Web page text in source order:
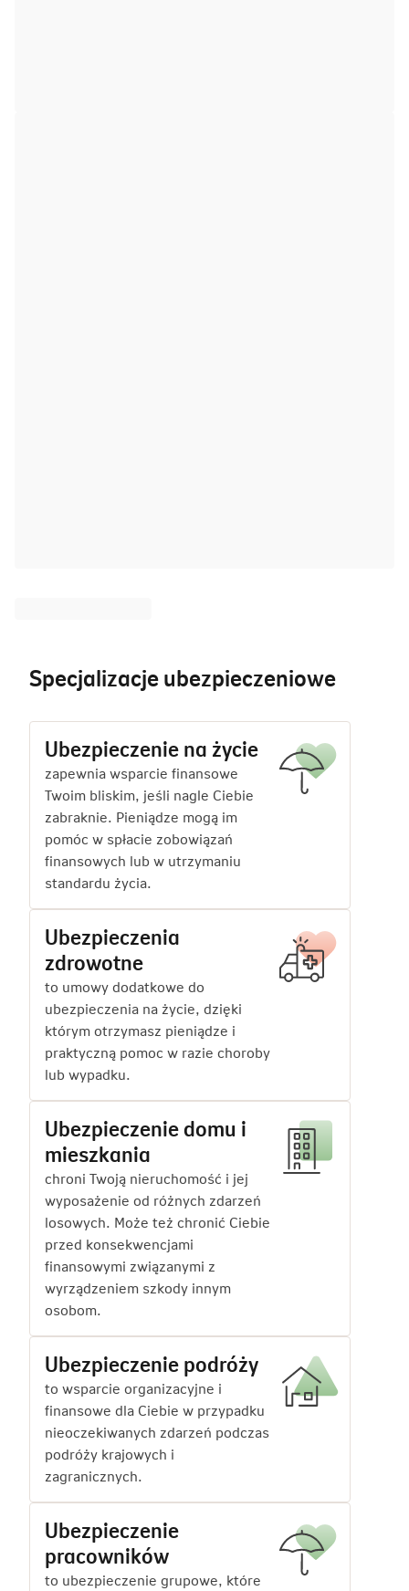
Specjalizacje ubezpieczeniowe
Ubezpieczenie na życie
zapewnia wsparcie finansowe
Twoim bliskim, jeśli nagle Ciebie
zabraknie. Pieniądze mogą im
pomóc w spłacie zobowiązań
finansowych lub w utrzymaniu
standardu życia.
Ubezpieczenia
zdrowotne
to umowy dodatkowe do
ubezpieczenia na życie, dzięki
którym otrzymasz pieniądze i
praktyczną pomoc w razie choroby
lub wypadku.
Ubezpieczenie domu i
mieszkania
chroni Twoją nieruchomość i jej
wyposażenie od różnych zdarzeń
losowych. Może też chronić Ciebie
przed konsekwencjami
finansowymi związanymi z
wyrządzeniem szkody innym
osobom.
Ubezpieczenie podróży
to wsparcie organizacyjne i
finansowe dla Ciebie w przypadku
nieoczekiwanych zdarzeń podczas
podróży krajowych i
zagranicznych.
Ubezpieczenie
pracowników
to ubezpieczenie grupowe, które